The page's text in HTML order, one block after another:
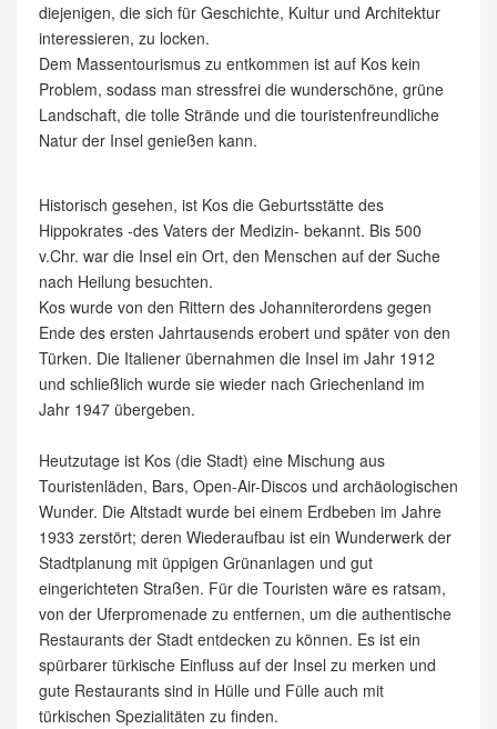
diejenigen, die sich für Geschichte, Kultur und Architektur
interessieren, zu locken.
Dem Massentourismus zu entkommen ist auf Kos kein
Problem, sodass man stressfrei die wunderschöne, grüne
Landschaft, die tolle Strände und die touristenfreundliche
Natur der Insel genießen kann.
Historisch gesehen, ist Kos die Geburtsstätte des
Hippokrates -des Vaters der Medizin- bekannt. Bis 500
v.Chr. war die Insel ein Ort, den Menschen auf der Suche
nach Heilung besuchten.
Kos wurde von den Rittern des Johanniterordens gegen
Ende des ersten Jahrtausends erobert und später von den
Türken. Die Italiener übernahmen die Insel im Jahr 1912
und schließlich wurde sie wieder nach Griechenland im
Jahr 1947 übergeben.
Heutzutage ist Kos (die Stadt) eine Mischung aus
Touristenläden, Bars, Open-Air-Discos und archäologischen
Wunder. Die Altstadt wurde bei einem Erdbeben im Jahre
1933 zerstört; deren Wiederaufbau ist ein Wunderwerk der
Stadtplanung mit üppigen Grünanlagen und gut
eingerichteten Straßen. Für die Touristen wäre es ratsam,
von der Uferpromenade zu entfernen, um die authentische
Restaurants der Stadt entdecken zu können. Es ist ein
spürbarer türkische Einfluss auf der Insel zu merken und
gute Restaurants sind in Hülle und Fülle auch mit
türkischen Spezialitäten zu finden.